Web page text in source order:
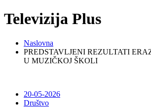
Televizija Plus
Naslovna
PREDSTAVLJENI REZULTATI
U MUZIČKOJ ŠKOLI
20-05-2026
Društvo